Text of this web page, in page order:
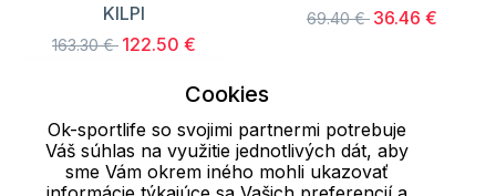
KILPI
163.30 € 122.50 €
69.40 € 36.46 €
Cookies
Ok-sportlife so svojimi partnermi potrebuje
Váš súhlas na využitie jednotlivých dát, aby
sme Vám okrem iného mohli ukazovať